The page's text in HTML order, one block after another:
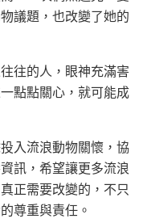
議題，也改變了她的
往的人，眼神充滿害
點點關心，就可能成
入流浪動物關懷，協
訊，希望讓更多流浪
正需要改變的，不只
尊重與責任。